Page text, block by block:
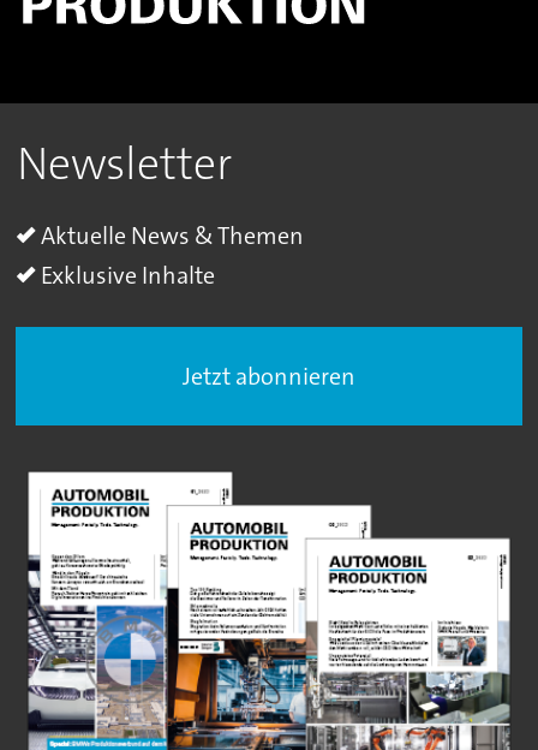
Newsletter
Aktuelle News & Themen
Exklusive Inhalte
Jetzt abonnieren